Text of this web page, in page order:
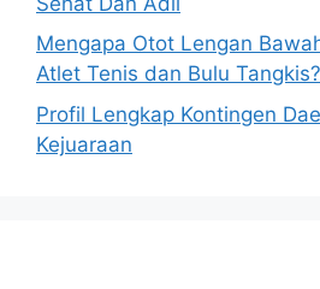
Mengapa Otot Lengan
Atlet Tenis dan Bulu Tangkis?
Profil Lengkap Kontingen
Kejuaraan